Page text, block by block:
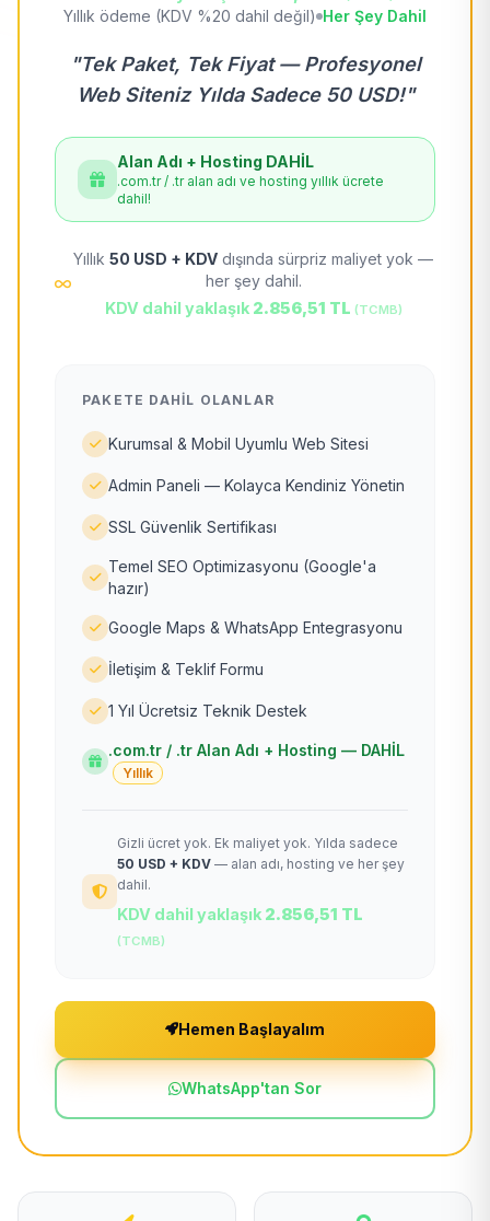
Yıllık ödeme (KDV %20 dahil değil) Her Şey Dahil
"Tek Paket, Tek Fiyat — Profesyonel
Web Siteniz Yılda Sadece 50 USD!"
Alan Adı + Hosting DAHİL
.com.tr / .tr alan adı ve hosting yıllık ücrete
dahil!
Yıllık 50 USD + KDV dışında sürpriz maliyet yok —
her şey dahil.
KDV dahil yaklaşık 2.856,51 TL (TCMB)
PAKETE DAHIL OLANLAR
Kurumsal & Mobil Uyumlu Web Sitesi
Admin Paneli — Kolayca Kendiniz Yönetin
SSL Güvenlik Sertifikası
Temel SEO Optimizasyonu (Google'a
hazır)
Google Maps & WhatsApp Entegrasyonu
İletişim & Teklif Formu
1 Yıl Ücretsiz Teknik Destek
.com.tr / .tr Alan Adı + Hosting — DAHİL
Yıllık
Gizli ücret yok. Ek maliyet yok. Yılda sadece
50 USD + KDV — alan adı, hosting ve her şey
dahil.
KDV dahil yaklaşık 2.856,51 TL
(TCMB)
Hemen Başlayalım
WhatsApp'tan Sor